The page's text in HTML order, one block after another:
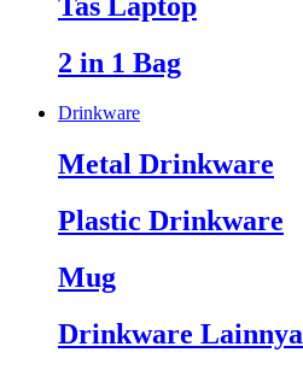
2 in 1 Bag
Drinkware
Metal Drinkware
Plastic Drinkware
Mug
Drinkware Lainnya